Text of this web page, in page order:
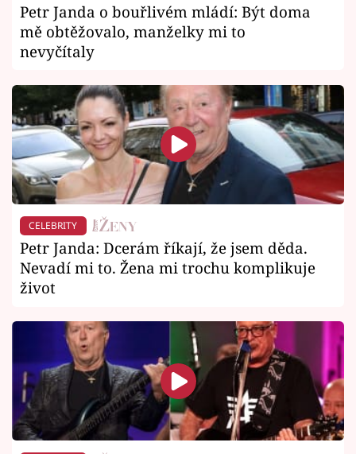
Petr Janda o bouřlivém mládí: Být doma
mě obtěžovalo, manželky mi to
nevyčítaly
CELEBRITY
Petr Janda: Dcerám říkají, že jsem děda.
Nevadí mi to. Žena mi trochu komplikuje
život